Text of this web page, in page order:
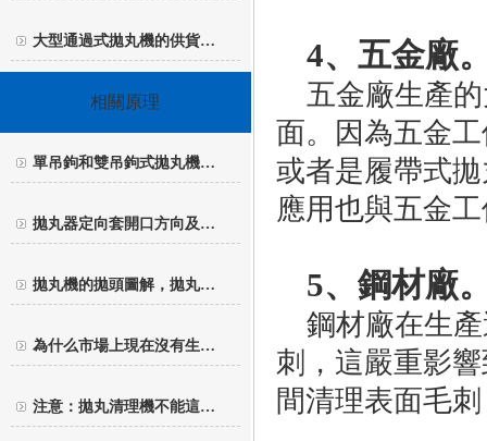
大型通過式拋丸機的供貨…
相關原理
單吊鉤和雙吊鉤式拋丸機…
拋丸器定向套開口方向及…
拋丸機的拋頭圖解，拋丸…
為什么市場上現在沒有生…
注意：拋丸清理機不能這…
4、五金廠
五金廠生產的
面。因為五金
或者是履帶式
應用也與五金
5、鋼材廠
鋼材廠在生產
刺，這嚴重影
間清理表面毛